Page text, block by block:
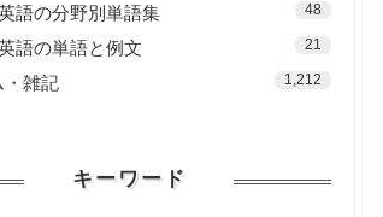
語の分野別単語集 48
語の単語と例文 21
・雑記 1,212
キーワード